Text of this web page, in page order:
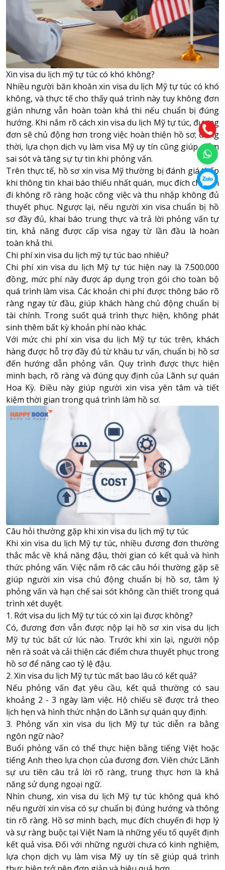
Xin visa du lịch mỹ tự túc có khó không?
Nhiều người băn khoăn xin visa du lịch Mỹtự túc có khó
không, và thực tế cho thấy quá trình này tuy không đơn
giản nhưng vẫn hoàn toàn khả thi nếu chuẩn bị đúng
hướng. Khi nắm rõ cách xin visa du lịch Mỹ tự túc, đương
đơn sẽ chủ động hơn trong việc hoàn thiện hồ sơ; đồng
thời, lựa chọn dịch vụ làm visa Mỹ uy tín cũng giúp giảm
sai sót và tăng sự tự tin khi phỏng vấn.
Trên thực tế, hồ sơ xin visa Mỹ thường bị đánh giá thấp
khi thông tin khai báo thiếu nhất quán, mục đích chuyến
đi không rõ ràng hoặc công việc và thu nhập không đủ
thuyết phục. Ngược lại, nếu người xin visa chuẩn bị hồ
sơ đầy đủ, khai báo trung thực và trả lời phỏng vấn tự
tin, khả năng được cấp visa ngay từ lần đầu là hoàn
toàn khả thi.
Chi phí xin visa du lịch mỹ tự túc bao nhiêu?
Chi phí xin visa du lịch Mỹ tự túc hiện nay là 7.500.000
đồng, mức phí này được áp dụng trọn gói cho toàn bộ
quá trình làm visa. Các khoản chi phí được thông báo rõ
ràng ngay từ đầu, giúp khách hàng chủ động chuẩn bị
tài chính. Trong suốt quá trình thực hiện, không phát
sinh thêm bất kỳ khoản phí nào khác.
Với mức chi phí xin visa du lịch Mỹ tự túc trên, khách
hàng được hỗ trợ đầy đủ từ khâu tư vấn, chuẩn bị hồ sơ
đến hướng dẫn phỏng vấn. Quy trình được thực hiện
minh bạch, rõ ràng và đúng quy định của Lãnh sự quán
Hoa Kỳ. Điều này giúp người xin visa yên tâm và tiết
kiệm thời gian trong quá trình làm hồ sơ.
Câu hỏi thường gặp khi xin visa du lịch mỹ tự túc
Khi xin visa du lịch Mỹ tự túc, nhiều đương đơn thường
thắc mắc về khả năng đậu, thời gian có kết quả và hình
thức phỏng vấn. Việc nắm rõ các câu hỏi thường gặp sẽ
giúp người xin visa chủ động chuẩn bị hồ sơ, tâm lý
phỏng vấn và hạn chế sai sót không cần thiết trong quá
trình xét duyệt.
1. Rớt visa du lịch Mỹ tự túc có xin lại được không?
Có, đương đơn vẫn được nộp lại hồ sơ xin visa du lịch
Mỹ tự túc bất cứ lúc nào. Trước khi xin lại, người nộp
nên rà soát và cải thiện các điểm chưa thuyết phục trong
hồ sơ để nâng cao tỷ lệ đậu.
2. Xin visa du lịch Mỹ tự túc mất bao lâu có kết quả?
Nếu phỏng vấn đạt yêu cầu, kết quả thường có sau
khoảng 2 - 3 ngày làm việc. Hộ chiếu sẽ được trả theo
lịch hẹn và hình thức nhận do Lãnh sự quán quy định.
3. Phỏng vấn xin visa du lịch Mỹ tự túc diễn ra bằng
ngôn ngữ nào?
Buổi phỏng vấn có thể thực hiện bằng tiếng Việt hoặc
tiếng Anh theo lựa chọn của đương đơn. Viên chức Lãnh
sự ưu tiên câu trả lời rõ ràng, trung thực hơn là khả
năng sử dụng ngoại ngữ.
Nhìn chung, xin visa du lịch Mỹ tự túc không quá khó
nếu người xin visa có sự chuẩn bị đúng hướng và thông
tin rõ ràng. Hồ sơ minh bạch, mục đích chuyến đi hợp lý
và sự ràng buộc tại Việt Nam là những yếu tố quyết định
kết quả visa. Đối với những người chưa có kinh nghiệm,
lựa chọn dịch vụ làm visa Mỹ uy tín sẽ giúp quá trình